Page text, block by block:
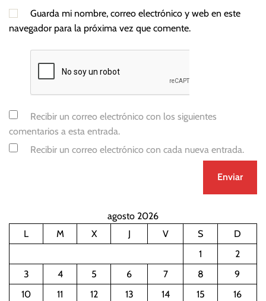
Guarda mi nombre, correo electrónico y web en este
navegador para la próxima vez que comente.
Recibir un correo electrónico con los siguientes
comentarios a esta entrada.
Recibir un correo electrónico con cada nueva entrada.
agosto 2026
L
M X J V S
D
1
2
3
4 5 6 7 8
9
10
11 12 13 14 15
16